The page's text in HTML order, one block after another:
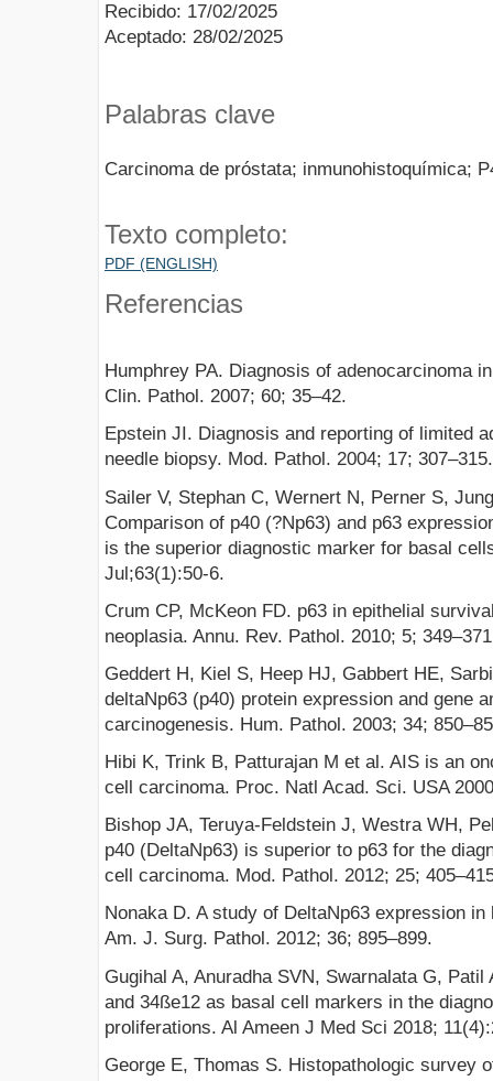
Recibido: 17/02/2025
Aceptado: 28/02/2025
Palabras clave
Carcinoma de próstata; inmunohistoquímica;
Texto completo:
PDF (ENGLISH)
Referencias
Humphrey PA. Diagnosis of adenocarcinoma
Clin. Pathol. 2007; 60; 35–42.
Epstein JI. Diagnosis and reporting of limited
needle biopsy. Mod. Pathol. 2004; 17; 307–315.
Sailer V, Stephan C, Wernert N, Perner S,
Comparison of p40 (?Np63) and p63
is the superior diagnostic marker for basal
Jul;63(1):50-6.
Crum CP, McKeon FD. p63 in epithelial
neoplasia. Annu. Rev. Pathol. 2010; 5;
Geddert H, Kiel S, Heep HJ, Gabbert HE,
deltaNp63 (p40) protein expression and gene
carcinogenesis. Hum. Pathol. 2003; 34;
Hibi K, Trink B, Patturajan M et al. AIS is an
cell carcinoma. Proc. Natl Acad. Sci. USA
Bishop JA, Teruya-Feldstein J, Westra WH,
p40 (DeltaNp63) is superior to p63 for the
cell carcinoma. Mod. Pathol. 2012; 25;
Nonaka D. A study of DeltaNp63 expression
Am. J. Surg. Pathol. 2012; 36; 895–899.
Gugihal A, Anuradha SVN, Swarnalata G,
and 34ße12 as basal cell markers in the
proliferations. Al Ameen J Med Sci 2018;
George E, Thomas S. Histopathologic survey